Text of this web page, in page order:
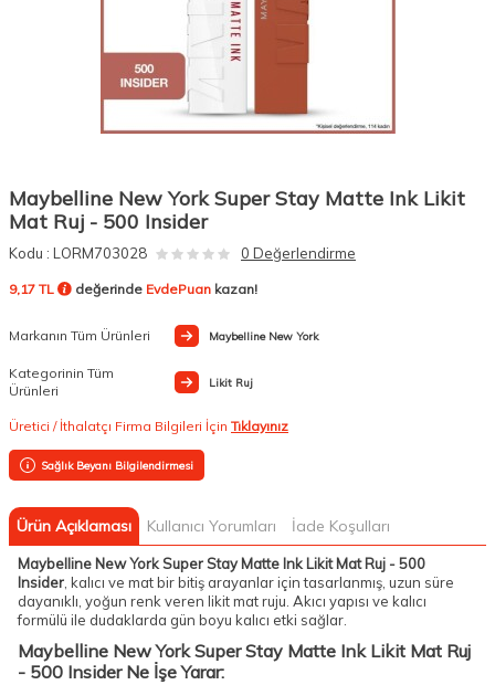
Maybelline New York Super Stay Matte Ink Likit
Mat Ruj - 500 Insider
Kodu : LORM703028 0 Değerlendirme
9,17 TL değerinde EvdePuan kazan!
Markanın Tüm Ürünleri Maybelline New York
Kategorinin Tüm
Ürünleri
Likit Ruj
Üretici / İthalatçı Firma Bilgileri İçin Tıklayınız
Sağlık Beyanı Bilgilendirmesi
Ürün Açıklaması Kullanıcı Yorumları İade Koşulları
Maybelline New York Super Stay Matte Ink Likit Mat Ruj - 500
Insider, kalıcı ve mat bir bitiş arayanlar için tasarlanmış, uzun süre
dayanıklı, yoğun renk veren likit mat ruju. Akıcı yapısı ve kalıcı
formülü ile dudaklarda gün boyu kalıcı etki sağlar.
Maybelline New York Super Stay Matte Ink Likit Mat Ruj
- 500 Insider Ne İşe Yarar: